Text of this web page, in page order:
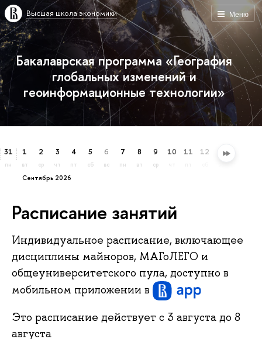
Меню
Высшая школа экономики
Бакалаврская программа «География
глобальных изменений и
геоинформационные технологии»
31
пн
сентябрь 2026
1
вт
2
ср
3
чт
4
пт
5
сб
6
вс
7
пн
8
вт
9
ср
10
чт
11 12 13
Расписание занятий
Индивидуальное расписание, включающее
дисциплины майноров, МАГоЛЕГО и
общеуниверситетского пула, доступно в
мобильном приложении в
Это расписание действует с 3 августа до 8
августа